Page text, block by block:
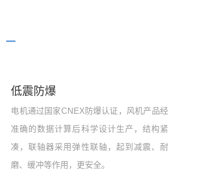
—
低震防爆
电机通过国家CNEX防爆认证，风机产品经
准确的数据计算后科学设计生产，结构紧
凑，联轴器采用弹性联轴，起到减震、耐
磨、缓冲等作用，更安全。